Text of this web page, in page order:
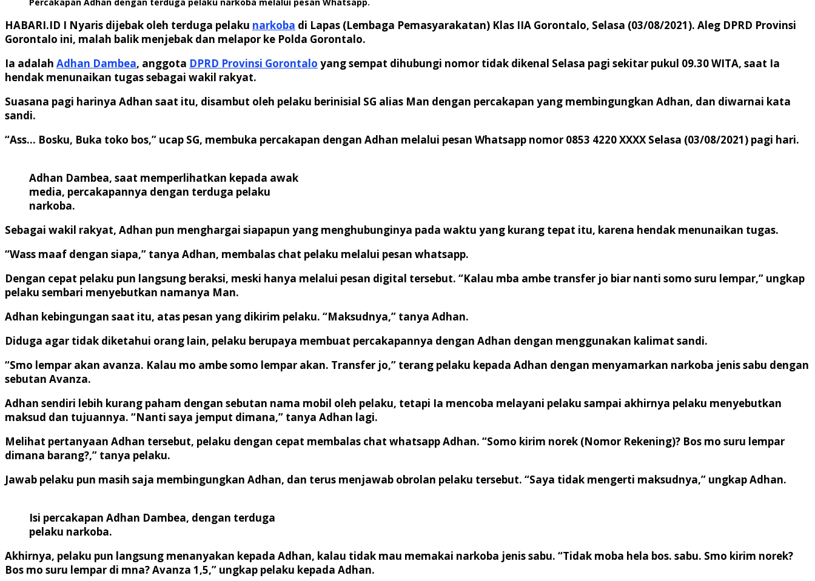
HABARI.ID I Nyaris dijebak oleh terduga pelaku narkoba di Lapas (Lembaga Pemasyarakatan) Klas IIA Gorontalo, Selasa (03/08/2021). Aleg DPRD Provinsi
Gorontalo ini, malah balik menjebak dan melapor ke Polda Gorontalo.
Ia adalah Adhan Dambea, anggota DPRD Provinsi Gorontalo yang sempat dihubungi nomor tidak dikenal Selasa pagi sekitar pukul 09.30 WITA, saat Ia
hendak menunaikan tugas sebagai wakil rakyat.
Suasana pagi harinya Adhan saat itu, disambut oleh pelaku berinisial SG alias Man dengan percakapan yang membingungkan Adhan, dan diwarnai kata
sandi.
“Ass… Bosku, Buka toko bos,” ucap SG, membuka percakapan dengan Adhan melalui pesan Whatsapp nomor 0853 4220 XXXX Selasa (03/08/2021) pagi hari.
Adhan Dambea, saat memperlihatkan kepada awak
media, percakapannya dengan terduga pelaku
narkoba.
Sebagai wakil rakyat, Adhan pun menghargai siapapun yang menghubunginya pada waktu yang kurang tepat itu, karena hendak menunaikan tugas.
“Wass maaf dengan siapa,” tanya Adhan, membalas chat pelaku melalui pesan whatsapp.
Dengan cepat pelaku pun langsung beraksi, meski hanya melalui pesan digital tersebut. “Kalau mba ambe transfer jo biar nanti somo suru lempar,” ungkap
pelaku sembari menyebutkan namanya Man.
Adhan kebingungan saat itu, atas pesan yang dikirim pelaku. “Maksudnya,” tanya Adhan.
Diduga agar tidak diketahui orang lain, pelaku berupaya membuat percakapannya dengan Adhan dengan menggunakan kalimat sandi.
“Smo lempar akan avanza. Kalau mo ambe somo lempar akan. Transfer jo,” terang pelaku kepada Adhan dengan menyamarkan narkoba jenis sabu dengan
sebutan Avanza.
Adhan sendiri lebih kurang paham dengan sebutan nama mobil oleh pelaku, tetapi Ia mencoba melayani pelaku sampai akhirnya pelaku menyebutkan
maksud dan tujuannya. “Nanti saya jemput dimana,” tanya Adhan lagi.
Melihat pertanyaan Adhan tersebut, pelaku dengan cepat membalas chat whatsapp Adhan. “Somo kirim norek (Nomor Rekening)? Bos mo suru lempar
dimana barang?,” tanya pelaku.
Jawab pelaku pun masih saja membingungkan Adhan, dan terus menjawab obrolan pelaku tersebut. “Saya tidak mengerti maksudnya,” ungkap Adhan.
Isi percakapan Adhan Dambea, dengan terduga
pelaku narkoba.
Akhirnya, pelaku pun langsung menanyakan kepada Adhan, kalau tidak mau memakai narkoba jenis sabu. “Tidak moba hela bos. sabu. Smo kirim norek?
Bos mo suru lempar di mna? Avanza 1,5,” ungkap pelaku kepada Adhan.